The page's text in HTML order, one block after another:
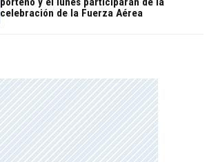
celebración de la Fuerza Aérea